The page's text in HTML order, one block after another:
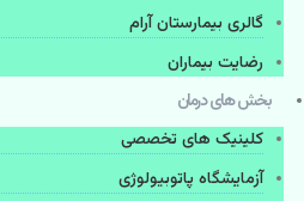
گالری بیمارستان آرام
رضایت بیماران
بخش های درمان
کلینیک های تخصصی
آزمایشگاه پاتوبیولوژی